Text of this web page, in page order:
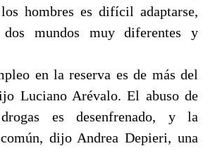
hombres es difícil adaptarse,
dos mundos muy diferentes y
en la reserva es de más del
Luciano Arévalo. El abuso de
es desenfrenado, y la
dijo Andrea Depieri, una